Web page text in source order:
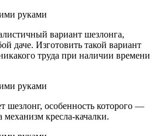
вариант шезлонга,
даче. Изготовить такой вариант
труда при наличии времени
шезлонг, особенность которого —
механизм кресла-качалки.